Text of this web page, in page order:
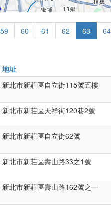
59 60 61 62 63 64
地址
新北市新莊區自立街115號五樓
新北市新莊區天祥街120巷2號
新北市新莊區自立街62號
新北市新莊區壽山路33之1號
新北市新莊區壽山路162號之一